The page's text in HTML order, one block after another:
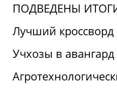
ПОДВЕДЕНЫ
Лучший
Учхозы в